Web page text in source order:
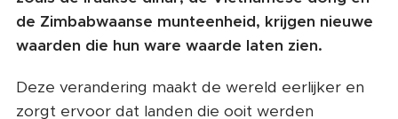
de Zimbabwaanse munteenheid, krijgen nieuwe
waarden die hun ware waarde laten zien.
Deze verandering maakt de wereld eerlijker en
zorgt ervoor dat landen die ooit werden